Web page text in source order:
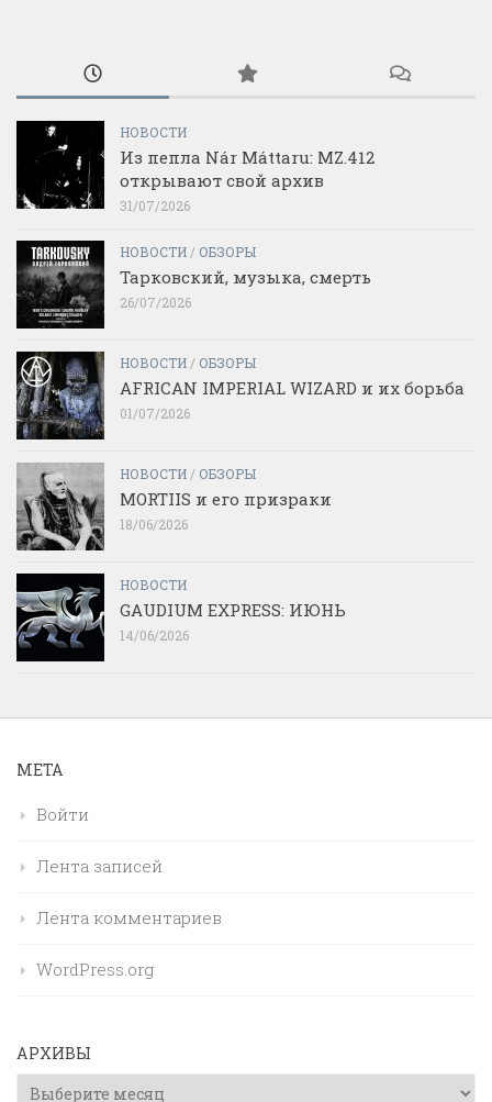
НОВОСТИ
Из пепла Nár Máttaru: MZ.412
открывают свой архив
31/07/2026
НОВОСТИ / ОБЗОРЫ
Тарковский, музыка, смерть
26/07/2026
НОВОСТИ / ОБЗОРЫ
AFRICAN IMPERIAL WIZARD и их борьба
01/07/2026
НОВОСТИ / ОБЗОРЫ
MORTIIS и его призраки
18/06/2026
НОВОСТИ
GAUDIUM EXPRESS: ИЮНЬ
14/06/2026
МЕТА
Войти
Лента записей
Лента комментариев
WordPress.org
АРХИВЫ
Архивы